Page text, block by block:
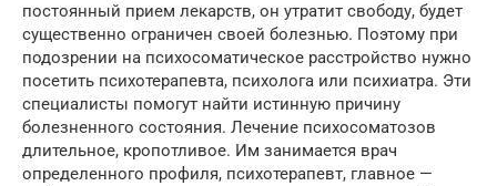
постоянный прием лекарств, он утратит свободу, будет
существенно ограничен своей болезнью. Поэтому при
подозрении на психосоматическое расстройство нужно
посетить психотерапевта, психолога или психиатра. Эти
специалисты помогут найти истинную причину
болезненного состояния. Лечение психосоматозов
длительное, кропотливое. Им занимается врач
определенного профиля, психотерапевт, главное —